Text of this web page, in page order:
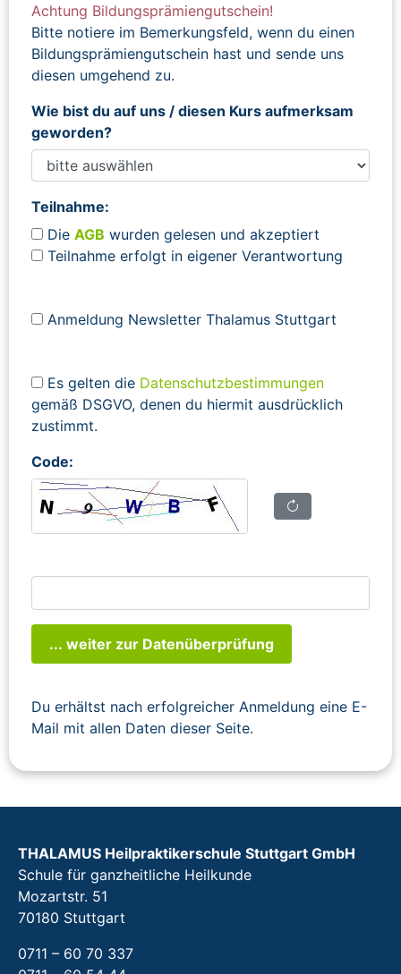
Achtung Bildungsprämiengutschein!
Bitte notiere im Bemerkungsfeld, wenn du einen
Bildungsprämiengutschein hast und sende uns
diesen umgehend zu.
Wie bist du auf uns / diesen Kurs aufmerksam
geworden?
Teilnahme:
Die AGB wurden gelesen und akzeptiert
Teilnahme erfolgt in eigener Verantwortung
Anmeldung Newsletter Thalamus Stuttgart
Es gelten die Datenschutzbestimmungen
gemäß DSGVO, denen du hiermit ausdrücklich
zustimmt.
Code:
... weiter zur Datenüberprüfung
Du erhältst nach erfolgreicher Anmeldung eine E-
Mail mit allen Daten dieser Seite.
THALAMUS Heilpraktikerschule Stuttgart GmbH
Schule für ganzheitliche Heilkunde
Mozartstr. 51
70180 Stuttgart
0711 – 60 70 337